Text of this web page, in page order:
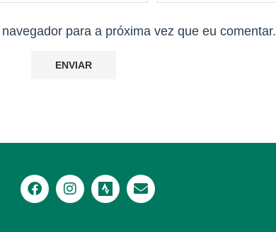
para a próxima vez que eu comentar.